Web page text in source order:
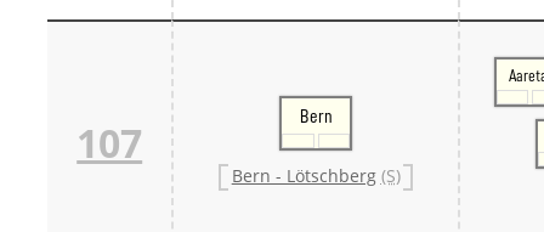
107
Bern
Bern - Lötschberg (S)